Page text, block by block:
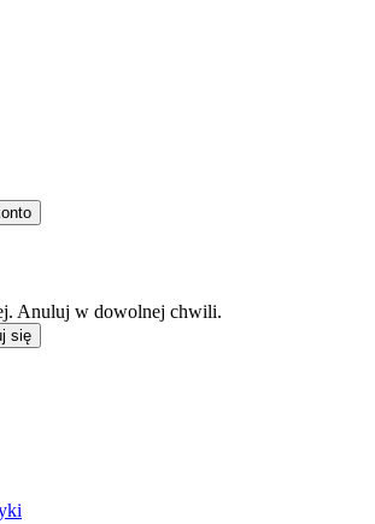
Anuluj w dowolnej chwili.
się